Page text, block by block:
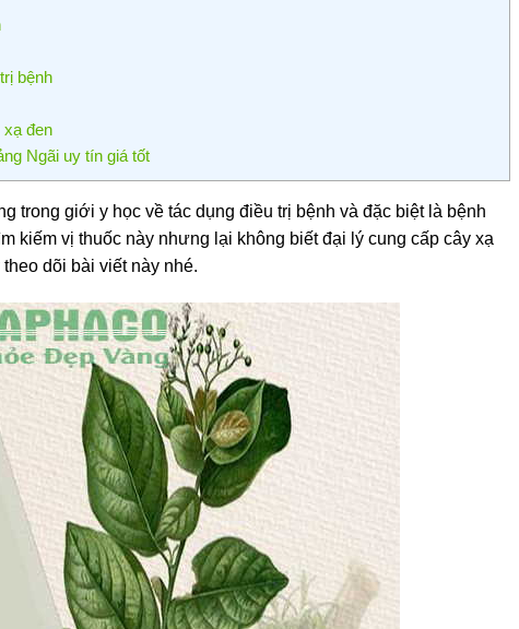
bệnh
xạ đen
Ngãi uy tín giá tốt
trong giới y học về tác dụng điều trị bệnh và đặc biệt là bệnh
kiếm vị thuốc này nhưng lại không biết đại lý cung cấp cây xạ
dõi bài viết này nhé.